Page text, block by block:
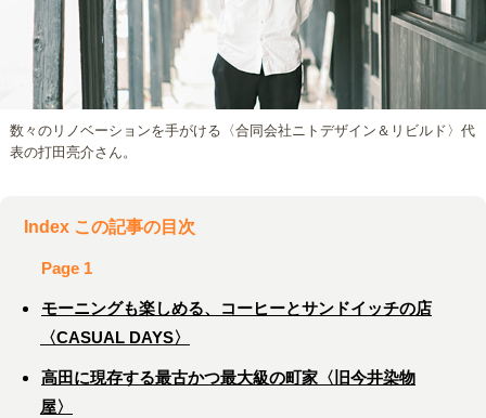
数々のリノベーションを手がける〈合同会社ニトデザイン＆リビルド〉代
表の打田亮介さん。
Index この記事の目次
Page 1
モーニングも楽しめる、コーヒーとサンドイッチの店
〈CASUAL DAYS〉
高田に現存する最古かつ最大級の町家〈旧今井染物
屋〉